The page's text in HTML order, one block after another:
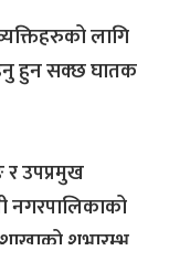
लागि
हुन सक्छ घातक
र उपप्रमुख
नगरपालिकाको
शुभारम्भ